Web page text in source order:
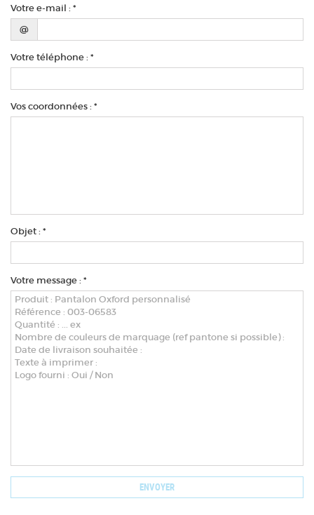
Votre e-mail : *
@
Votre téléphone : *
Vos coordonnées : *
Objet : *
Votre message : *